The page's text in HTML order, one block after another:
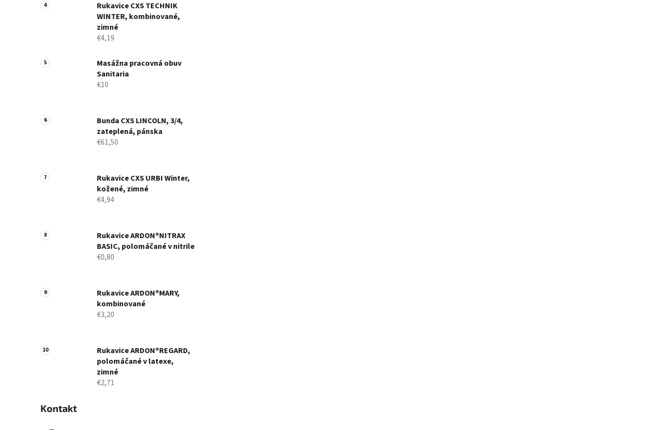
Rukavice CXS TECHNIK
WINTER, kombinované,
zimné
€4,19
Masážna pracovná obuv
Sanitaria
€10
Bunda CXS LINCOLN, 3/4,
zateplená, pánska
€61,50
Rukavice CXS URBI Winter,
kožené, zimné
€4,94
Rukavice ARDON®NITRAX
BASIC, polomáčané v nitrile
€0,80
Rukavice ARDON®MARY,
kombinované
€3,20
Rukavice ARDON®REGARD,
polomáčané v latexe,
zimné
€2,71
Kontakt